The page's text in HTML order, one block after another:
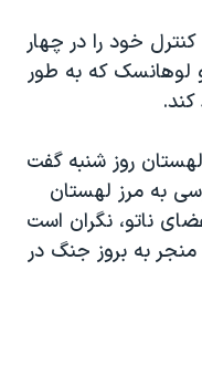
خود را در چهار
لوهانسک که به طور
روز شنبه گفت
روسی به مرز لهستان
ناتو، نگران است
به بروز جنگ در